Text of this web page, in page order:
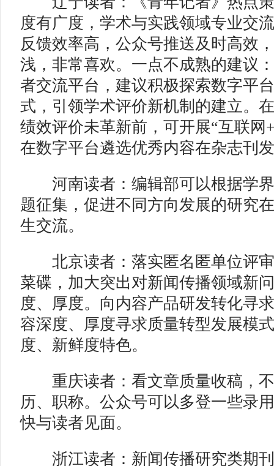
度有广度，学术与实践领域专业交
反馈效率高，公众号推送及时高效
浅，非常喜欢。一点不成熟的建议
者交流平台，建议积极探索数字平
式，引领学术评价新机制的建立。
绩效评价未革新前，可开展“互联网
在数字平台遴选优秀内容在杂志刊
河南读者：编辑部可以根据学界
题征集，促进不同方向发展的研究
生交流。
北京读者：落实匿名匿单位评审
菜碟，加大突出对新闻传播领域新
度、厚度。向内容产品研发转化寻
容深度、厚度寻求质量转型发展模
度、新鲜度特色。
重庆读者：看文章质量收稿，不
历、职称。公众号可以多登一些录
快与读者见面。
浙江读者：新闻传播研究类期刊